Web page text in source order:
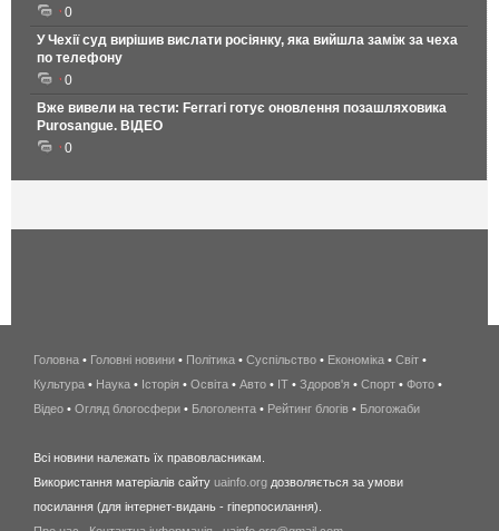
0
У Чехії суд вирішив вислати росіянку, яка вийшла заміж за чеха
по телефону
0
Вже вивели на тести: Ferrari готує оновлення позашляховика
Purosangue. ВІДЕО
0
беспроводной
интернет
киев
wimax
Головна • Головні новини • Політика • Суспільство • Економіка • Світ •
Культура • Наука • Історія • Освіта • Авто • IT • Здоров'я • Спорт • Фото •
Відео • Огляд блогосфери • Блоголента • Рейтинг блогів • Блогожаби
Всі новини належать їх правовласникам.
Використання матеріалів сайту uainfo.org дозволяється за умови
посилання (для інтернет-видань - гіперпосилання).